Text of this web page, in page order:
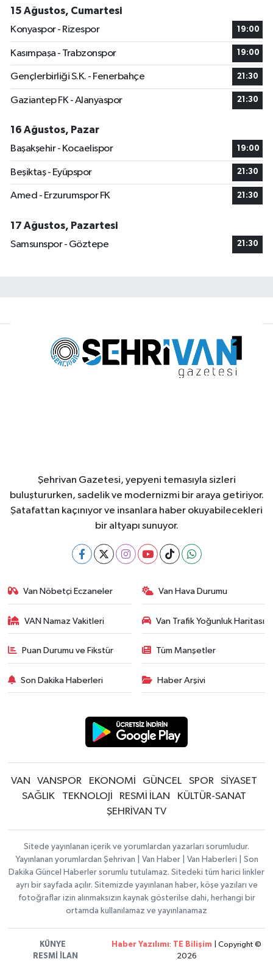
15 Ağustos, Cumartesi
Konyaspor - Rizespor
19:00
Kasımpaşa - Trabzonspor 19:00
Gençlerbirliği S.K. - Fenerbahçe 21:30
Gaziantep FK - Alanyaspor 21:30
16 Ağustos, Pazar
Başakşehir - Kocaelispor
19:00
Beşiktaş - Eyüpspor 21:30
Amed - Erzurumspor FK 21:30
17 Ağustos, Pazartesi
Samsunspor - Göztepe
21:30
Şehrivan Gazetesi, yepyeni temasıyla sizleri
buluştururken, sadelik ve modernizmi bir araya getiriyor.
Şatafattan kaçınıyor ve insanlara haber okuyabilecekleri
bir altyapı sunuyor.
Van Nöbetçi Eczaneler Van Hava Durumu
VAN Namaz Vakitleri Van Trafik Yoğunluk Haritası
Puan Durumu ve Fikstür Tüm Manşetler
Son Dakika Haberleri Haber Arşivi
VAN VANSPOR EKONOMİ GÜNCEL SPOR
SİYASET
SAĞLIK
TEKNOLOJİ RESMİ İLAN
KÜLTÜR-SANAT
ŞEHRİVAN TV
Sitede yayınlanan içerik ve yorumlardan yazarları sorumludur.
Yayınlanan yorumlardan Şehrivan | Van Haber | Van Haberleri | Son
Dakika Güncel Haberler sorumlu tutulamaz. Sitedeki tüm harici linkler
ayrı bir sayfada açılır. Sitemizde yayınlanan haber, köşe yazıları ve
fotoğraflar izin alınmaksızın kaynak gösterilse dahi, herhangi bir
ortamda kullanılamaz ve yayınlanamaz
KÜNYE
RESMİ İLAN
Haber Yazılımı: TE Bilişim | Copyright ©
2026